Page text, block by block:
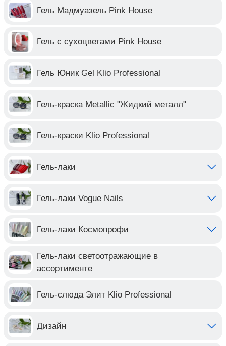
Гель Мадмуазель Pink House
Гель с сухоцветами Pink House
Гель Юник Gel Klio Professional
Гель-краска Metallic "Жидкий металл"
Гель-краски Klio Professional
Гель-лаки
Гель-лаки Vogue Nails
Гель-лаки Космопрофи
Гель-лаки светоотражающие в
ассортименте
Гель-слюда Элит Klio Professional
Дизайн